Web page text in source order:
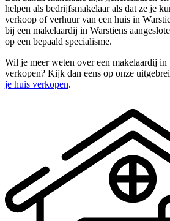
helpen als bedrijfsmakelaar als dat ze je
verkoop of verhuur van een huis in
bij een makelaardij in Warstiens
op een bepaald specialisme.
Wil je meer weten over een makelaardij in
verkopen? Kijk dan eens op onze
je huis verkopen.